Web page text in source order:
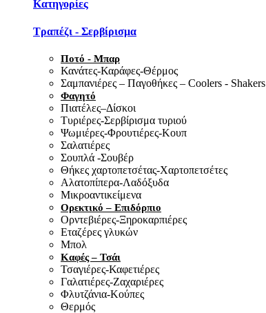
Κατηγορίες
Τραπέζι - Σερβίρισμα
Ποτό - Μπαρ
Κανάτες-Καράφες-Θέρμος
Σαμπανιέρες – Παγοθήκες – Coolers - Shakers
Φαγητό
Πιατέλες–Δίσκοι
Τυριέρες-Σερβίρισμα τυριού
Ψωμιέρες-Φρουτιέρες-Κουπ
Σαλατιέρες
Σουπλά -Σουβέρ
Θήκες χαρτοπετσέτας-Χαρτοπετσέτες
Αλατοπίπερα-Λαδόξυδα
Μικροαντικείμενα
Ορεκτικό – Επιδόρπιο
Ορντεβιέρες-Ξηροκαρπιέρες
Εταζέρες γλυκών
Μπολ
Καφές – Τσάι
Τσαγιέρες-Καφετιέρες
Γαλατιέρες-Ζαχαριέρες
Φλυτζάνια-Κούπες
Θερμός